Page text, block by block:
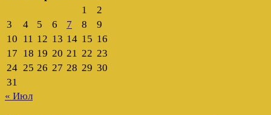
1
2
3
4 5 6 7 8
9
10 11 12 13 14 15 16
17 18 19 20 21 22 23
24 25 26 27 28 29 30
31
« Июл